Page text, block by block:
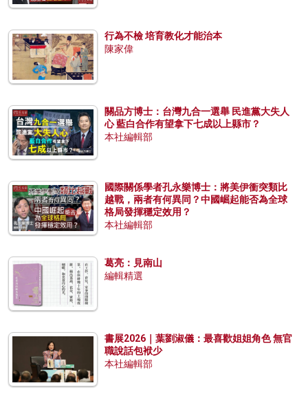
行為不檢 培育教化才能治本
陳家偉
關品方博士：台灣九合一選舉 民進黨大失人
心 藍白合作有望拿下七成以上縣市？
本社編輯部
國際關係學者孔永樂博士：將美伊衝突類比
越戰，兩者有何異同？中國崛起能否為全球
格局發揮穩定效用？
本社編輯部
葛亮：見南山
編輯精選
書展2026｜葉劉淑儀：最喜歡姐姐角色 無官
職說話包袱少
本社編輯部